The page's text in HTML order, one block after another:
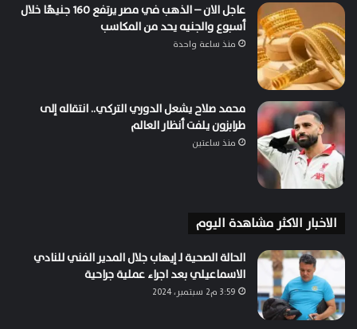
عاجل الان – الذهب في مصر يرتفع 160 جنيهًا خلال
أسبوع والجنيه يحد من المكاسب
منذ ساعة واحدة
محمد صلاح يشعل الدوري التركي.. انتقاله إلى
طرابزون يلفت أنظار العالم
منذ ساعتين
الاخبار الاكثر مشاهدة اليوم
الحالة الصحية لـ إيهاب جلال المدير الفني للنادي
الاسماعيلي بعد اجراء عملية جراحية
3:59 م2 سبتمبر، 2024